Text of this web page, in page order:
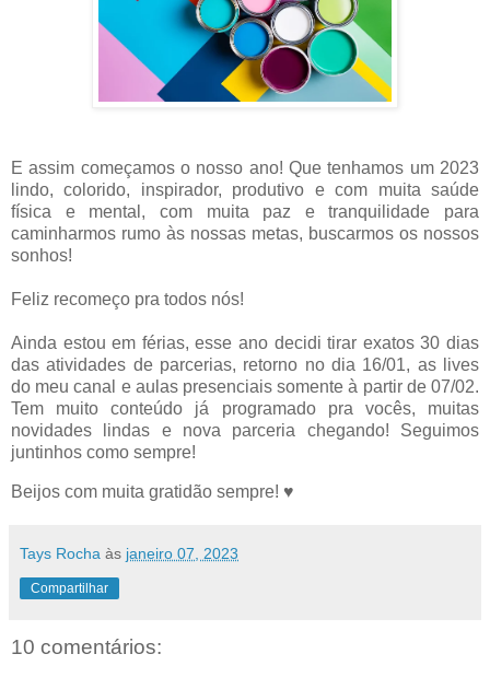
E assim começamos o nosso ano! Que tenhamos um 2023
lindo, colorido, inspirador, produtivo e com muita saúde
física e mental, com muita paz e tranquilidade para
caminharmos rumo às nossas metas, buscarmos os nossos
sonhos!
Feliz recomeço pra todos nós!
Ainda estou em férias, esse ano decidi tirar exatos 30 dias
das atividades de parcerias, retorno no dia 16/01, as lives
do meu canal e aulas presenciais somente à partir de 07/02.
Tem muito conteúdo já programado pra vocês, muitas
novidades lindas e nova parceria chegando! Seguimos
juntinhos como sempre!
Beijos com muita gratidão sempre! ♥
Tays Rocha às janeiro 07, 2023
Compartilhar
10 comentários: